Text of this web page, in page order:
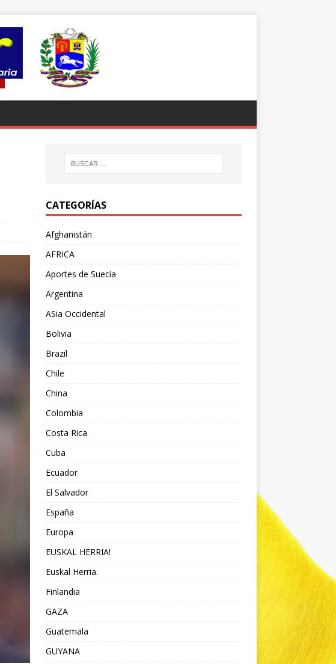
CATEGORÍAS
Afghanistán
AFRICA
Aportes de Suecia
Argentina
ASia Occidental
Bolivia
Brazil
Chile
China
Colombia
Costa Rica
Cuba
Ecuador
El Salvador
España
Europa
EUSKAL HERRIA!
Euskal Herria.
Finlandia
GAZA
Guatemala
GUYANA